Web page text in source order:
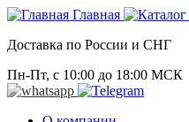
Главная
Доставка по России и СНГ
Пн-Пт, с 10:00 до 18:00 МСК